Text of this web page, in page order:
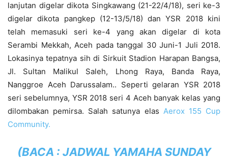
lanjutan digelar dikota Singkawang (21-22/4/18), seri ke-3
digelar dikota pangkep (12-13/5/18) dan YSR 2018 kini
telah memasuki seri ke-4 yang akan digelar di kota
Serambi Mekkah, Aceh pada tanggal 30 Juni-1 Juli 2018.
Lokasinya tepatnya sih di Sirkuit Stadion Harapan Bangsa,
Jl. Sultan Malikul Saleh, Lhong Raya, Banda Raya,
Nanggroe Aceh Darussalam.. Seperti gelaran YSR 2018
seri sebelumnya, YSR 2018 seri 4 Aceh banyak kelas yang
dilombakan pemirsa. Salah satunya elas Aerox 155 Cup
Community.
(BACA : JADWAL YAMAHA SUNDAY